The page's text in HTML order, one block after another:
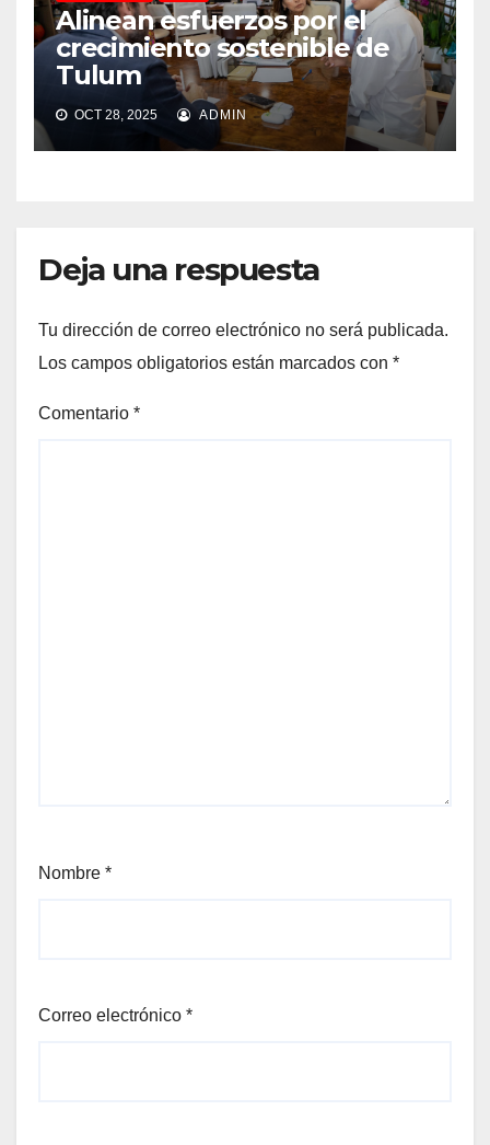
Alinean esfuerzos por el
crecimiento sostenible de
Tulum
OCT 28, 2025 ADMIN
Deja una respuesta
Tu dirección de correo electrónico no será publicada.
Los campos obligatorios están marcados con *
Comentario *
Nombre *
Correo electrónico *